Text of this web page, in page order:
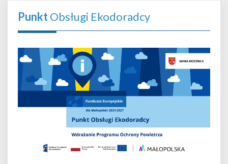
PunktObsługi Ekodoradcy